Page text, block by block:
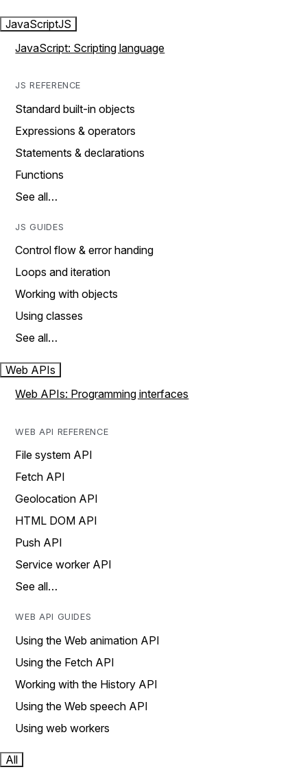
JavaScriptJS
JavaScript: Scripting language
JS REFERENCE
Standard built-in objects
Expressions & operators
Statements & declarations
Functions
See all…
JS GUIDES
Control flow & error handing
Loops and iteration
Working with objects
Using classes
See all…
Web APIs
Web APIs: Programming interfaces
WEB API REFERENCE
File system API
Fetch API
Geolocation API
HTML DOM API
Push API
Service worker API
See all…
WEB API GUIDES
Using the Web animation API
Using the Fetch API
Working with the History API
Using the Web speech API
Using web workers
All